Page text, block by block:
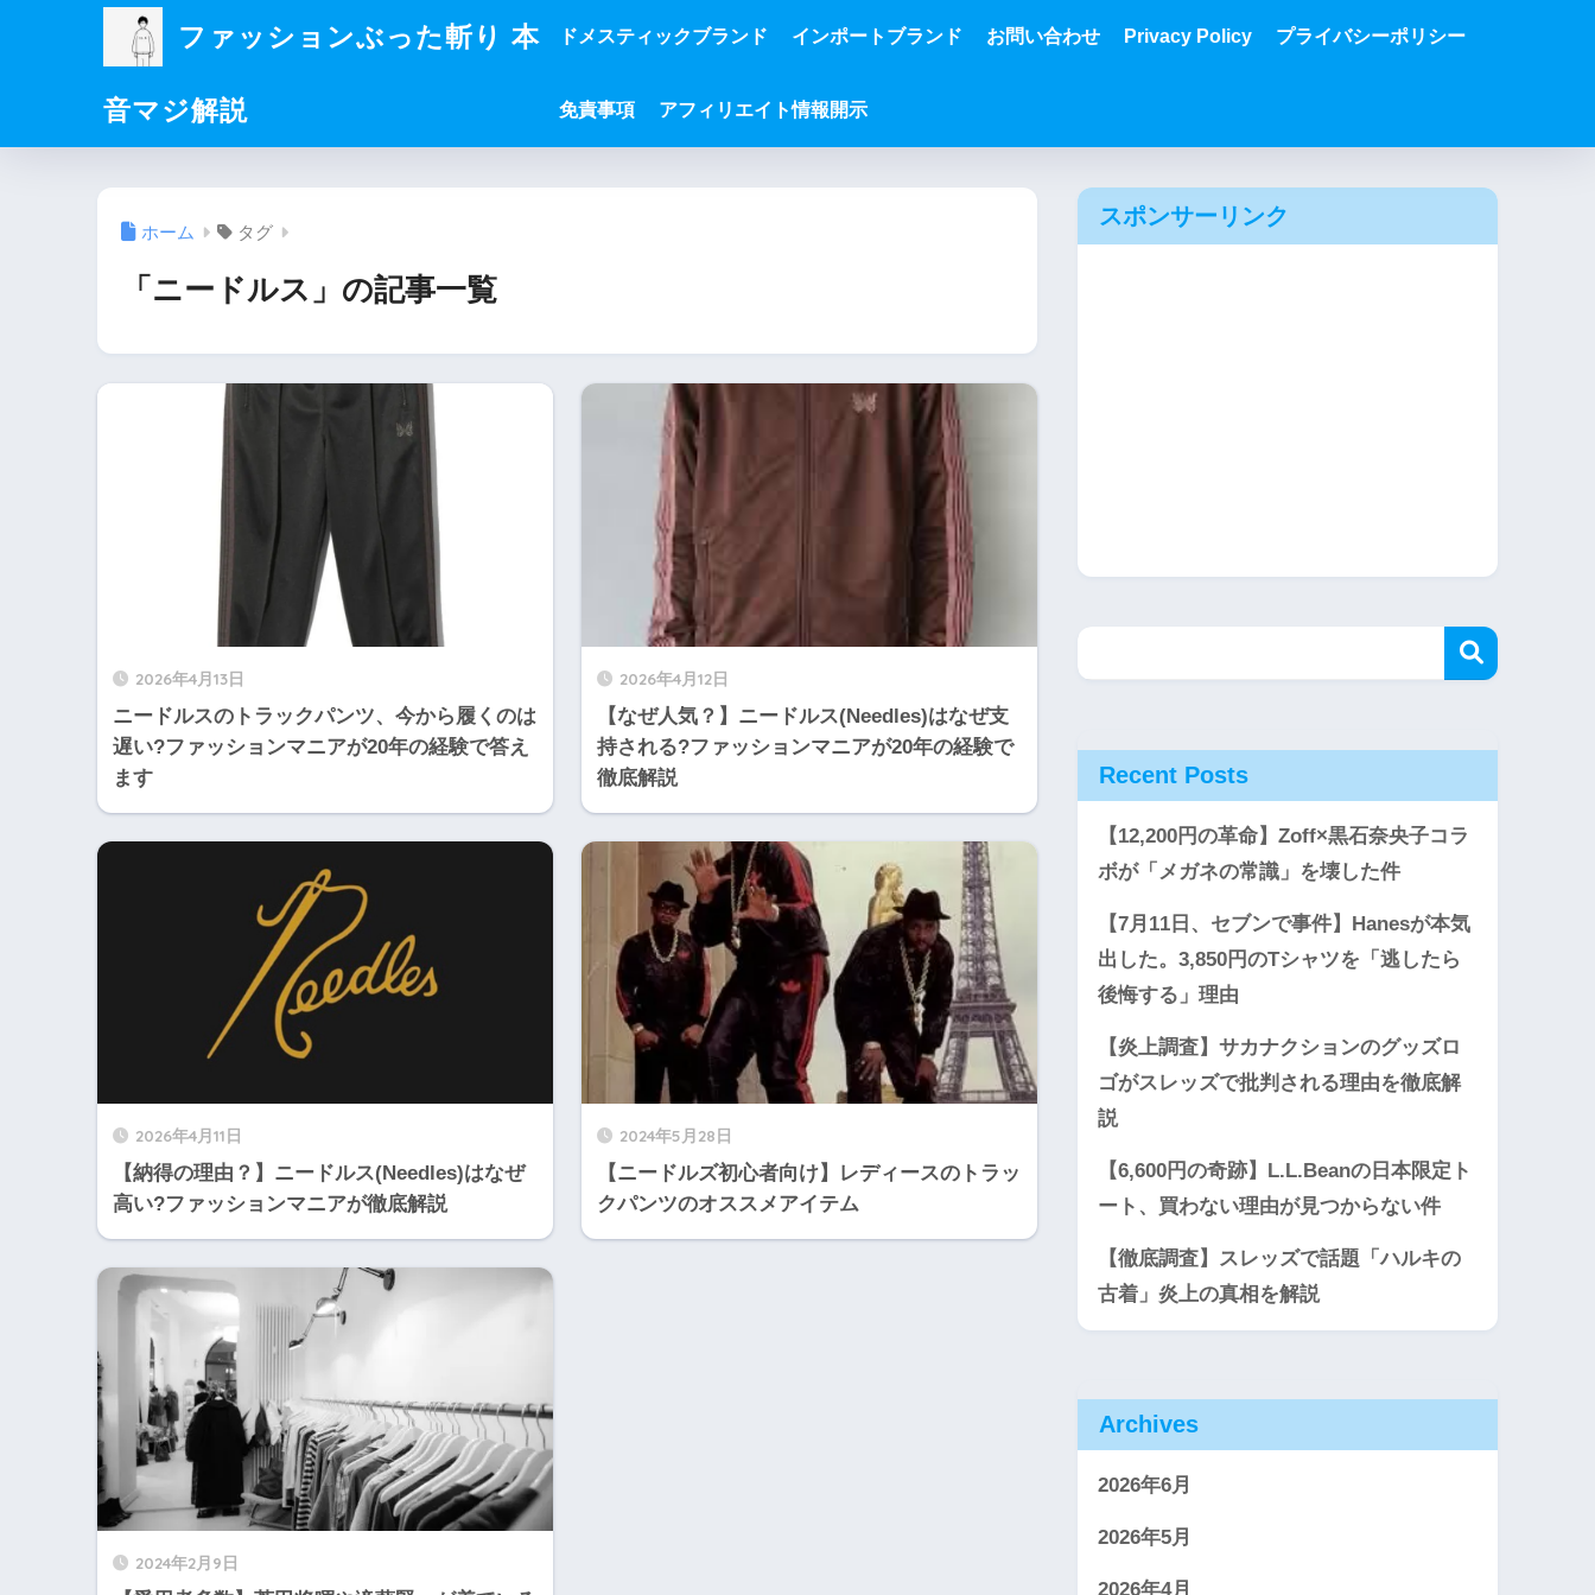
ファッションぶった斬り 本
音マジ解説
ドメスティックブランド インポートブランド お問い合わせ Privacy Policy プライバシーポリシー
免責事項 アフィリエイト情報開示
ホーム タグ
「ニードルス」の記事一覧
2026年4月13日
ニードルスのトラックパンツ、今から履くのは
遅い?ファッションマニアが20年の経験で答え
ます
2026年4月12日
【なぜ人気？】ニードルス(Needles)はなぜ支
持される?ファッションマニアが20年の経験で
徹底解説
2026年4月11日
【納得の理由？】ニードルス(Needles)はなぜ
高い?ファッションマニアが徹底解説
2024年5月28日
【ニードルズ初心者向け】レディースのトラッ
クパンツのオススメアイテム
2024年2月9日
スポンサーリンク
Recent Posts
【12,200円の革命】Zoff×黒石奈央子コラ
ボが「メガネの常識」を壊した件
【7月11日、セブンで事件】Hanesが本気
出した。3,850円のTシャツを「逃したら
後悔する」理由
【炎上調査】サカナクションのグッズロ
ゴがスレッズで批判される理由を徹底解
説
【6,600円の奇跡】L.L.Beanの日本限定ト
ート、買わない理由が見つからない件
【徹底調査】スレッズで話題「ハルキの
古着」炎上の真相を解説
Archives
2026年6月
2026年5月
2026年4月